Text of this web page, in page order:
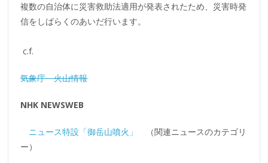
複数の自治体に災害救助法適用が発表されたため、災害時発
信をしばらくのあいだ行います。
c.f.
気象庁 火山情報
NHK NEWSWEB
ニュース特設「御岳山噴火」
（関連ニュースのカテゴリ
ー）